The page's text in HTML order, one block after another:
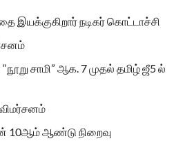
இயக்குகிறார் நடிகர் கொட்டாச்சி
சாமி” ஆக. 7 முதல் தமிழ் ஜீ5 ல்
விமர்சனம்
10ஆம் ஆண்டு நிறைவு